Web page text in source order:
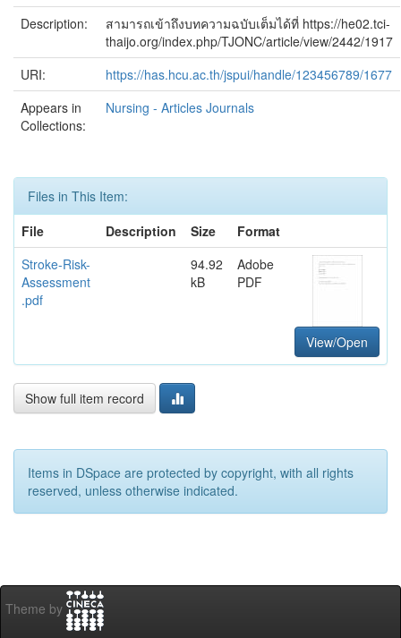
Description:
สามารถเข้าถึงบทความฉบับเต็มได้ที่ https://he02.tci-
thaijo.org/index.php/TJONC/article/view/2442/1917
URI:
https://has.hcu.ac.th/jspui/handle/123456789/1677
Appears in
Collections:
Nursing - Articles Journals
Files in This Item:
File
Description Size
Format
Stroke-Risk-
Assessment
.pdf
94.92
kB
Adobe
PDF
View/Open
Show full item record
Items in DSpace are protected by copyright, with all rights
reserved, unless otherwise indicated.
Theme by